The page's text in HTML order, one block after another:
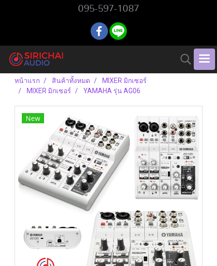
095-597-1087
หน้าแรก สินค้าทั้งหมด
MIXER มิกเซอร์
MIXER มิกเซอร์
YAMAHA รุ่น AG06
New